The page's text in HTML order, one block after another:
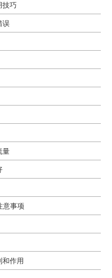
技巧
误
量
意事项
和作用